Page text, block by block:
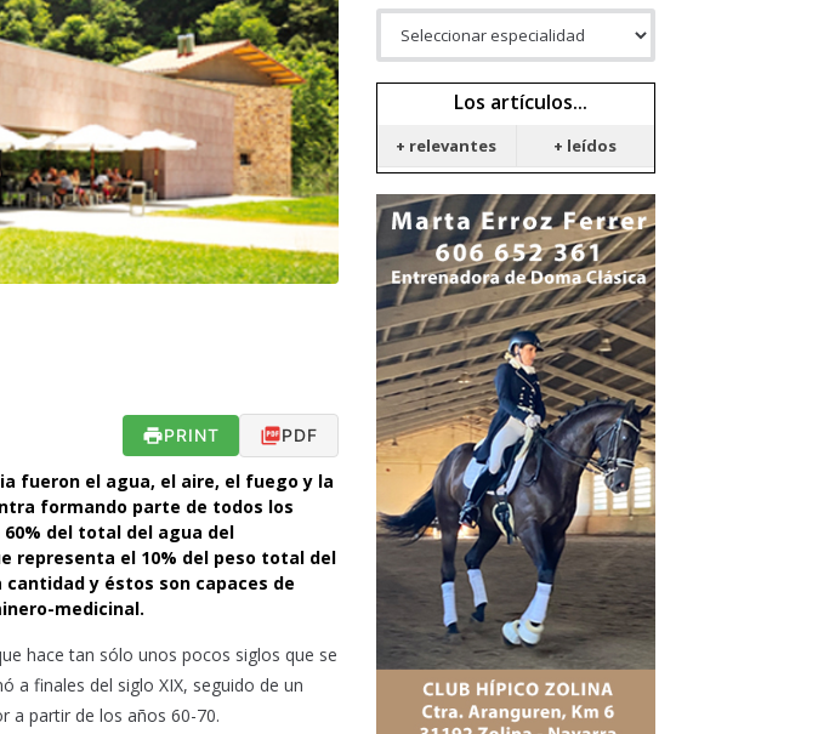
PRINT PDF
fueron el agua, el aire, el fuego y la
formando parte de todos los
del total del agua del
representa el 10% del peso total del
y éstos son capaces de
medicinal.
hace tan sólo unos pocos siglos que se
a finales del siglo XIX, seguido de un
a partir de los años 60-70.
Los artículos...
+ relevantes + leídos